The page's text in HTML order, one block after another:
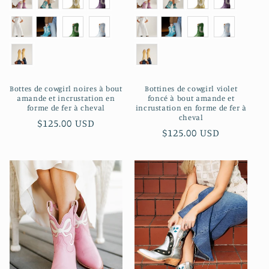
Bottes de cowgirl noires à bout
amande et incrustation en
forme de fer à cheval
Prix
$125.00 USD
Bottines de cowgirl violet
foncé à bout amande et
incrustation en forme de fer à
cheval
Prix
$125.00 USD